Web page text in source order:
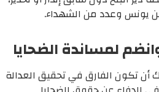
يونس وعدد من الشهداء.
لمساندة الضحايا
أن تكون الفارق في تحقيق العدالة